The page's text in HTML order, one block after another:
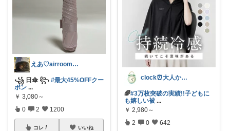
えあ♡airroom❀ラクして整う暮らし
꧁ 日傘 ꧂ #最大45%OFFクー
ポン ...
￥ 3,080～
0 2 1200
コレ いいね
clock⏰大人かわいい
🌈#3万枚突破の実績!!子どもに
も嬉しい被 ...
￥ 2,980～
2 0 642